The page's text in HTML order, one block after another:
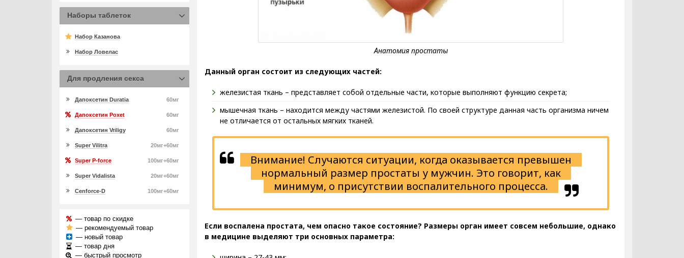
Данный орган состоит из следующих частей:
железистая ткань – представляет собой отдельные части, которые выполняют функцию секрета;
мышечная ткань – находится между частями железистой. По своей структуре данная часть организма ничем
не отличается от остальных мягких тканей.
Внимание! Случаются ситуации, когда оказывается превышен
нормальный размер простаты у мужчин. Это говорит, как
минимум, о присутствии воспалительного процесса.
Если воспалена простата, чем опасно такое состояние? Размеры орган имеет совсем небольшие, однако
в медицине выделяют три основных параметра:
Наборы таблеток
Набор Казанова
Набор Ловелас
Для продления секса
60мг
Дапоксетин Duratia
60мг
Дапоксетин Poxet
60мг
Дапоксетин Vriligy
20мг+60мг
Super Vilitra
100мг+60мг
Super P-force
20мг+60мг
Super Vidalista
100мг+60мг
Cenforce-D
— товар по скидке
— рекомендуемый товар
— новый товар
— товар дня
— быстрый просмотр